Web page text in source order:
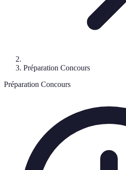
Préparation Concours
Préparation Concours